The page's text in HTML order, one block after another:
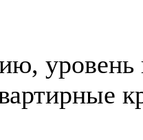
уровень